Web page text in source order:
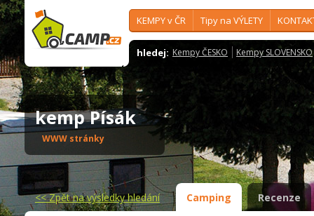
KEMPY v ČR Tipy na VÝLETY
hledej: Kempy ČESKO Kempy SLOVENSKO
kemp Písák
WWW stránky
<<Zpět na výsledky hledání Camping Recenze